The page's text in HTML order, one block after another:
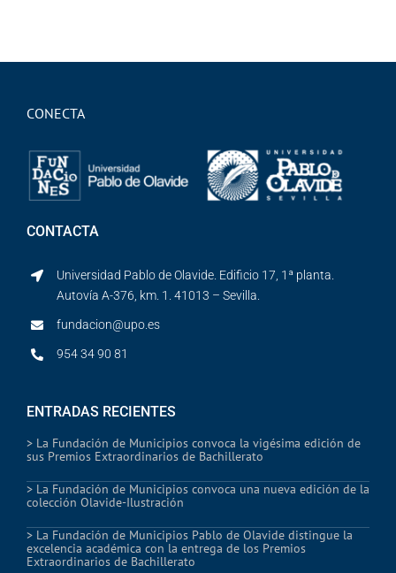
CONECTA
ENTRADAS RECIENTES
> La Fundación de Municipios convoca la vigésima edición de
sus Premios Extraordinarios de Bachillerato
> La Fundación de Municipios convoca una nueva edición de la
colección Olavide-Ilustración
> La Fundación de Municipios Pablo de Olavide distingue la
excelencia académica con la entrega de los Premios
Extraordinarios de Bachillerato
CONTACTA
Universidad Pablo de Olavide. Edificio 17, 1ª planta.
Autovía A-376, km. 1. 41013 – Sevilla.
fundacion@upo.es
954 34 90 81